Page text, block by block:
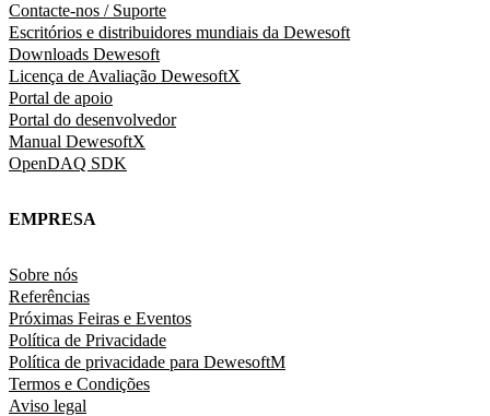
Contacte-nos / Suporte
Escritórios e distribuidores mundiais da Dewesoft
Downloads Dewesoft
Licença de Avaliação DewesoftX
Portal de apoio
Portal do desenvolvedor
Manual DewesoftX
OpenDAQ SDK
EMPRESA
Sobre nós
Referências
Próximas Feiras e Eventos
Política de Privacidade
Política de privacidade para DewesoftM
Termos e Condições
Aviso legal